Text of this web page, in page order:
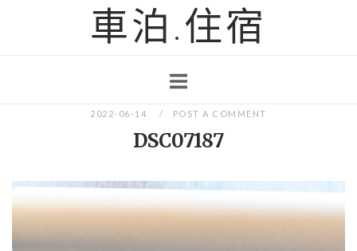
車泊.住宿
2022-06-14 POST A COMMENT
DSC07187